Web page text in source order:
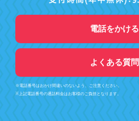
電話をかける
よくある質問
※電話番号はおかけ間違いのないよう、ご注意ください。
※上記電話番号の通話料金はお客様のご負担となります。